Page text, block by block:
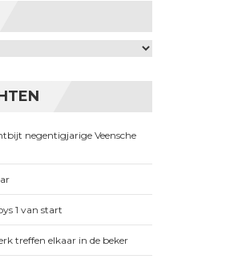
negentigjarige Veensche
1 van start
treffen elkaar in de beker